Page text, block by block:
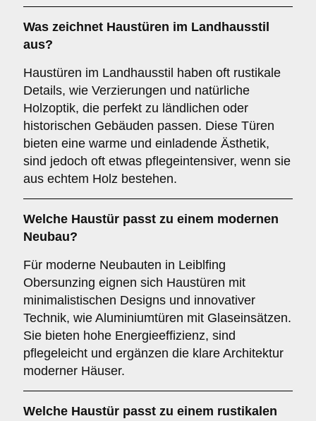
Was zeichnet Haustüren im Landhausstil
aus?
Haustüren im Landhausstil haben oft rustikale
Details, wie Verzierungen und natürliche
Holzoptik, die perfekt zu ländlichen oder
historischen Gebäuden passen. Diese Türen
bieten eine warme und einladende Ästhetik,
sind jedoch oft etwas pflegeintensiver, wenn sie
aus echtem Holz bestehen.
Welche Haustür passt zu einem modernen
Neubau?
Für moderne Neubauten in Leiblfing
Obersunzing eignen sich Haustüren mit
minimalistischen Designs und innovativer
Technik, wie Aluminiumtüren mit Glaseinsätzen.
Sie bieten hohe Energieeffizienz, sind
pflegeleicht und ergänzen die klare Architektur
moderner Häuser.
Welche Haustür passt zu einem rustikalen